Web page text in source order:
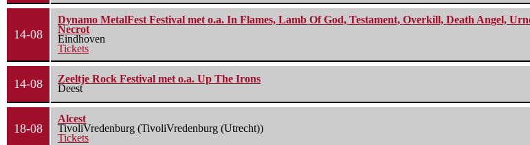
14-08
Dynamo MetalFest Festival met o.a. In Flames, Lamb Of God, Testament, Overkill, Death Angel,
Necrot
Eindhoven
Tickets
14-08
Zeeltje Rock Festival met o.a. Up The Irons
Deest
18-08
Alcest
TivoliVredenburg (TivoliVredenburg (Utrecht))
Tickets